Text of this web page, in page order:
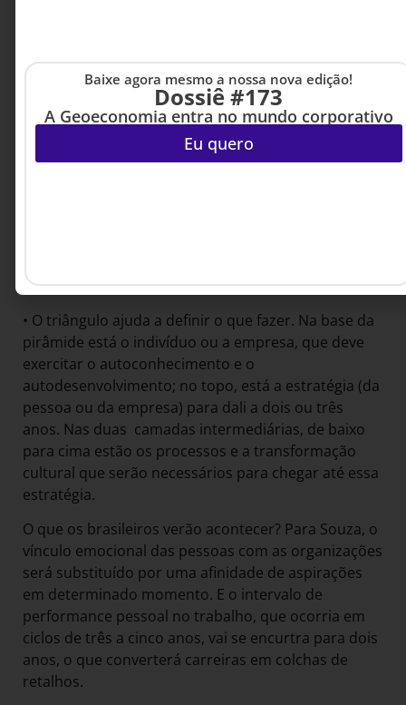
nessa transição. Ele propõe que cada pessoa e cada
empresa desenhe três círculos concêntricos. Do
interno para o externo, o primeiro é o player em si
(a pessoa ou a empresa), o segundo é o mercado
para suas atividades presentes e o terceiro contém
os três círculos para fazer as mudanças.
• O triângulo ajuda a definir o que fazer. Na base da
pirâmide está o indivíduo ou a empresa, que deve
exercitar o autoconhecimento e o
autodesenvolvimento; no topo, está a estratégia (da
pessoa ou da empresa) para dali a dois ou três
anos. Nas duas camadas intermediárias, de baixo
para cima estão os processos e a transformação
cultural que serão necessários para chegar até essa
estratégia.
O que os brasileiros verão acontecer? Para Souza, o
vínculo emocional das pessoas com as organizações
será substituído por uma afinidade de aspirações
em determinado momento. E o intervalo de
performance pessoal no trabalho, que ocorria em
ciclos de três a cinco anos, vai se encurtra para dois
anos, o que converterá carreiras em colchas de
retalhos.
Baixe agora mesmo a nossa nova edição!
Dossiê #173
A Geoeconomia entra no mundo corporativo
Eu quero